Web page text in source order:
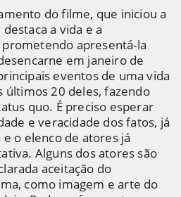
do filme, que iniciou a
a vida e a
apresentá-la
em janeiro de
eventos de uma vida
últimos 20 deles, fazendo
quo. É preciso esperar
e veracidade dos fatos, já
o elenco de atores já
Alguns dos atores são
aceitação do
como imagem e arte do